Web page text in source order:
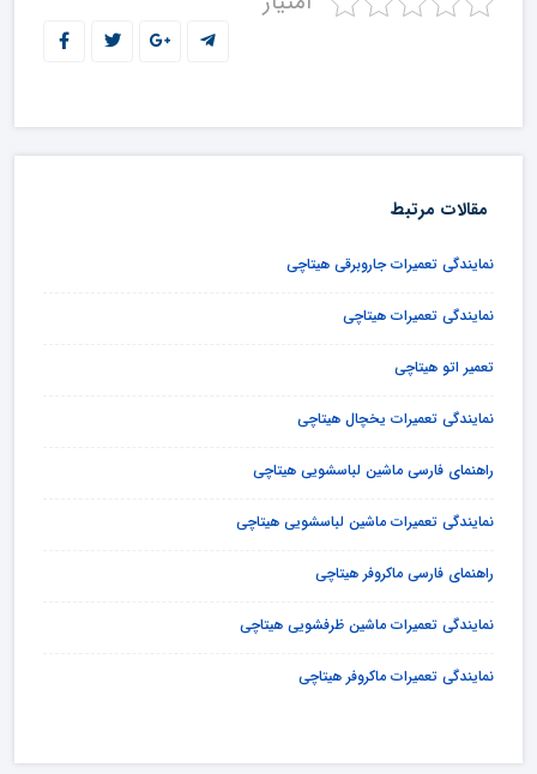
مقالات مرتبط
نمایندگی تعمیرات جاروبرقی هیتاچی
نمایندگی تعمیرات هیتاچی
تعمیر اتو هیتاچی
نمایندگی تعمیرات یخچال هیتاچی
راهنمای فارسی ماشین لباسشویی هیتاچی
نمایندگی تعمیرات ماشین لباسشویی هیتاچی
راهنمای فارسی ماکروفر هیتاچی
نمایندگی تعمیرات ماشین ظرفشویی هیتاچی
نمایندگی تعمیرات ماکروفر هیتاچی